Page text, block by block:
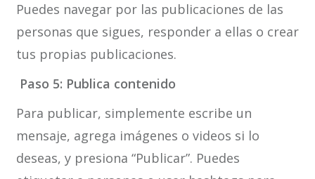
Puedes navegar por las publicaciones de las
personas que sigues, responder a ellas o crear
tus propias publicaciones.
Paso 5: Publica contenido
Para publicar, simplemente escribe un
mensaje, agrega imágenes o videos si lo
deseas, y presiona “Publicar”. Puedes